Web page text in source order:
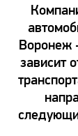
Воронеж
зависит